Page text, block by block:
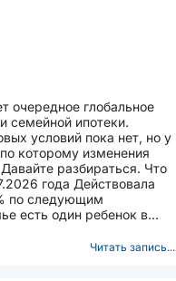
очередное глобальное
семейной ипотеки.
условий пока нет, но у
которому изменения
разбираться. Что
года Действовала
по следующим
Читать запись...